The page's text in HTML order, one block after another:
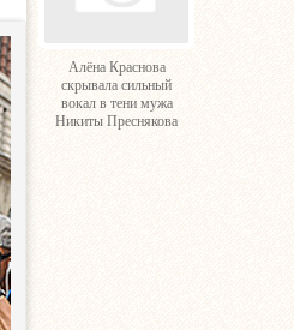
Алёна Краснова
скрывала сильный
вокал в тени мужа
Никиты Преснякова